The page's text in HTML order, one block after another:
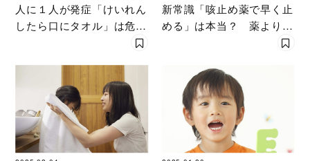
人に１人が発症「けいれん
したら口にタオル」は危
険！「けいれんの正しい対
新常識「咳止め薬で早く止
める」は本当？ 薬よりも
大事な“つらい咳”の対処法